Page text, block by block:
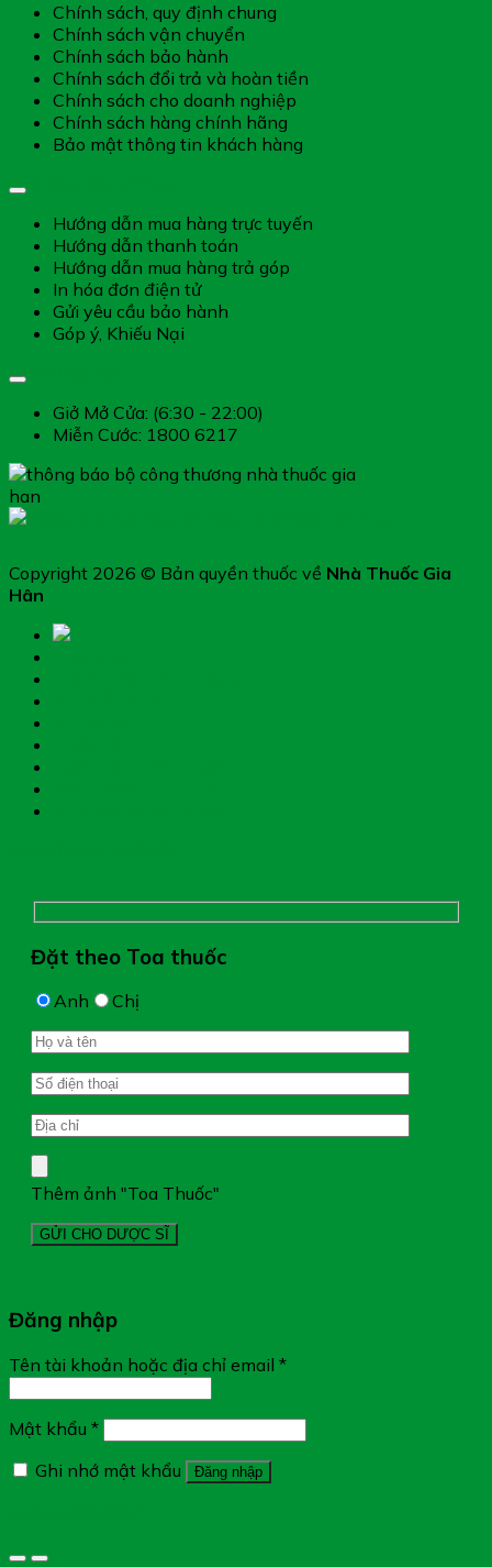
Chính sách, quy định chung
Chính sách vận chuyển
Chính sách bảo hành
Chính sách đổi trả và hoàn tiền
Chính sách cho doanh nghiệp
Chính sách hàng chính hãng
Bảo mật thông tin khách hàng
Hướng dẫn mua hàng trực tuyến
Hướng dẫn thanh toán
Hướng dẫn mua hàng trả góp
In hóa đơn điện tử
Gửi yêu cầu bảo hành
Góp ý, Khiếu Nại
Giở Mở Cửa: (6:30 - 22:00)
Miễn Cước: 1800 6217
Copyright 2026 © Bản quyền thuốc về Nhà Thuốc Gia
Hân
Đặt theo Toa thuốc
Anh Chị
Thêm ảnh "Toa Thuốc"
Đăng nhập
Tên tài khoản hoặc địa chỉ email *
Mật khẩu *
Ghi nhớ mật khẩu
Đăng nhập